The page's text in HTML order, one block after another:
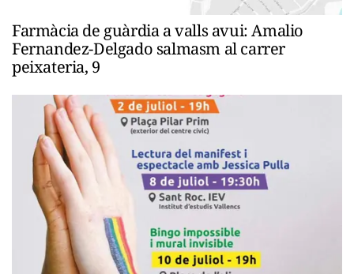
Farmàcia de guàrdia a valls avui: Amalio
Fernandez-Delgado salmasm al carrer
peixateria, 9